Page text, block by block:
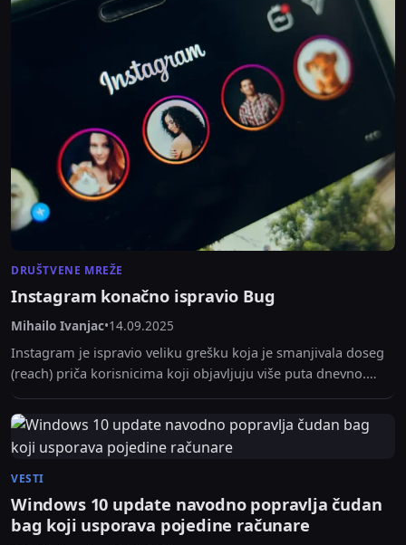
DRUŠTVENE MREŽE
Instagram konačno ispravio Bug
Mihailo Ivanjac•14.09.2025
Instagram je ispravio veliku grešku koja je smanjivala doseg
(reach) priča korisnicima koji objavljuju više puta dnevno.
Adam Mosseri potvrdio rešenje.
VESTI
Windows 10 update navodno popravlja čudan
bag koji usporava pojedine računare